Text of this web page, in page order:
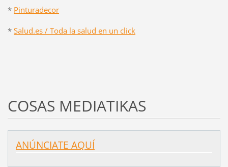
* Pinturadecor
* Salud.es / Toda la salud en un click
COSAS MEDIATIKAS
ANÚNCIATE AQUÍ